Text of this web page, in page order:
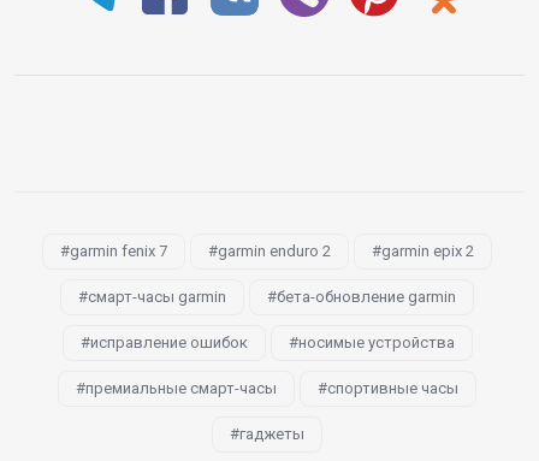
garmin fenix 7 garmin enduro 2 garmin epix 2
смарт-часы garmin бета-обновление garmin
исправление ошибок носимые устройства
премиальные смарт-часы спортивные часы
гаджеты